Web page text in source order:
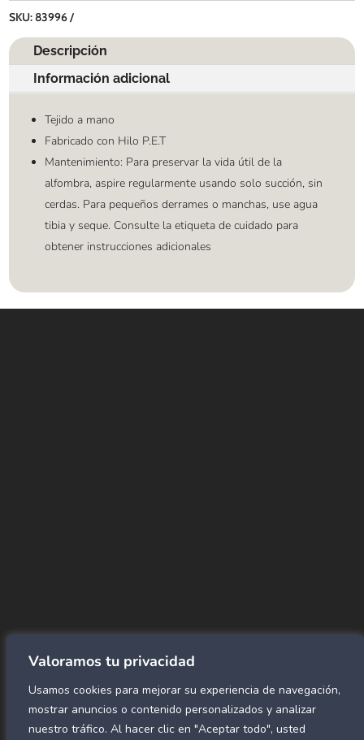
Valoramos tu privacidad
Usamos cookies para mejorar su experiencia de navegación,
mostrar anuncios o contenido personalizados y analizar
nuestro tráfico. Al hacer clic en "Aceptar todo", usted
SKU:83996
Descripción
Información adicional
Tejido a mano
Fabricado con Hilo P.E.T
Mantenimiento: Para preservar la vida útil de la
alfombra, aspire regularmente usando solo succión, sin
cerdas. Para pequeños derrames o manchas, use agua
tibia y seque. Consulte la etiqueta de cuidado para
obtener instrucciones adicionales
Revestimientos para pared
Alfombras Residenciales
Paneles decorativos para pared
Mármol Flex
Caucho para gimnasio